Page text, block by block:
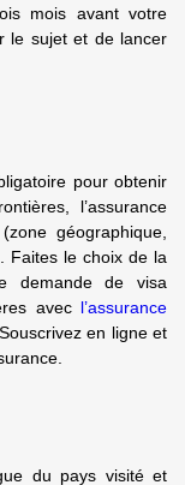
mois avant votre
le sujet et de lancer
pour obtenir
l’assurance
géographique,
Faites le choix de la
demande de visa
avec l’assurance
en ligne et
du pays visité et